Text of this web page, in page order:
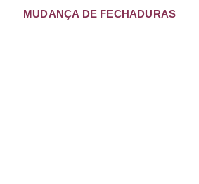
MUDANÇA DE FECHADURAS